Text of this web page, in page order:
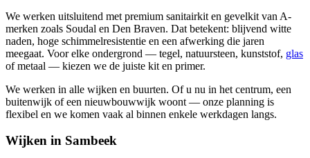
We werken uitsluitend met premium sanitairkit en gevelkit van A-
merken zoals Soudal en Den Braven. Dat betekent: blijvend witte
naden, hoge schimmelresistentie en een afwerking die jaren
meegaat. Voor elke ondergrond — tegel, natuursteen, kunststof, glas
of metaal — kiezen we de juiste kit en primer.
We werken in alle wijken en buurten. Of u nu in het centrum, een
buitenwijk of een nieuwbouwwijk woont — onze planning is
flexibel en we komen vaak al binnen enkele werkdagen langs.
Wijken in Sambeek